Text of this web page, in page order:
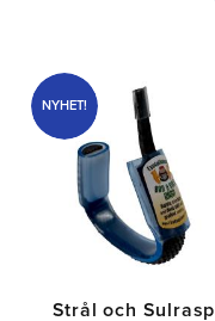
Strål och Sulrasp
NYHET!